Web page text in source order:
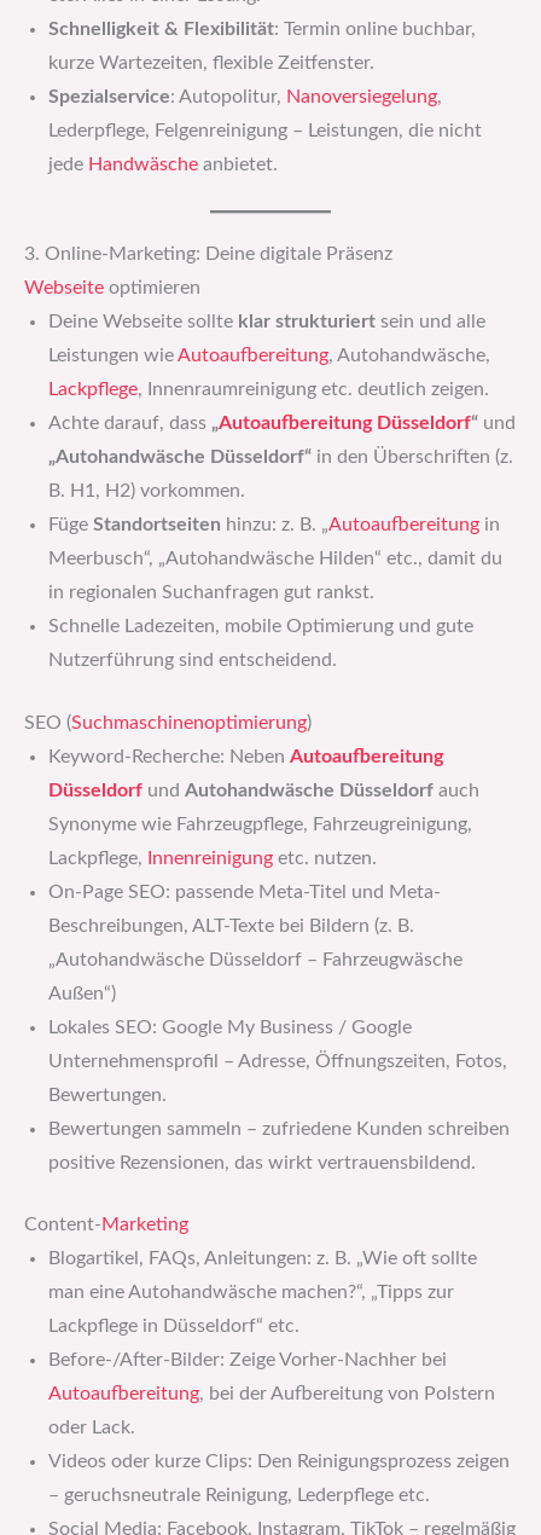
Schnelligkeit & Flexibilität: Termin online buchbar,
kurze Wartezeiten, flexible Zeitfenster.
Spezialservice: Autopolitur, Nanoversiegelung,
Lederpflege, Felgenreinigung – Leistungen, die nicht
jede Handwäsche anbietet.
3. Online-Marketing: Deine digitale Präsenz
Webseite optimieren
Deine Webseite sollte klar strukturiert sein und alle
Leistungen wie Autoaufbereitung, Autohandwäsche,
Lackpflege, Innenraumreinigung etc. deutlich zeigen.
Achte darauf, dass „Autoaufbereitung Düsseldorf“ und
„Autohandwäsche Düsseldorf“ in den Überschriften (z.
B. H1, H2) vorkommen.
Füge Standortseiten hinzu: z. B. „Autoaufbereitung in
Meerbusch“, „Autohandwäsche Hilden“ etc., damit du
in regionalen Suchanfragen gut rankst.
Schnelle Ladezeiten, mobile Optimierung und gute
Nutzerführung sind entscheidend.
SEO (Suchmaschinenoptimierung)
Keyword-Recherche: Neben Autoaufbereitung
Düsseldorf und Autohandwäsche Düsseldorf auch
Synonyme wie Fahrzeugpflege, Fahrzeugreinigung,
Lackpflege,
Innenreinigung etc. nutzen.
On-Page SEO: passende Meta-Titel und Meta-
Beschreibungen, ALT-Texte bei Bildern (z. B.
„Autohandwäsche Düsseldorf – Fahrzeugwäsche
Außen“)
Lokales SEO: Google My Business / Google
Unternehmensprofil – Adresse, Öffnungszeiten, Fotos,
Bewertungen.
Bewertungen sammeln – zufriedene Kunden schreiben
positive Rezensionen, das wirkt vertrauensbildend.
Content- Marketing
Blogartikel, FAQs, Anleitungen: z. B. „Wie oft sollte
man eine Autohandwäsche machen?“, „Tipps zur
Lackpflege in Düsseldorf“ etc.
Before-/After-Bilder: Zeige Vorher-Nachher bei
Autoaufbereitung, bei der Aufbereitung von Polstern
oder Lack.
Videos oder kurze Clips: Den Reinigungsprozess zeigen
– geruchsneutrale Reinigung, Lederpflege etc.
Social Media: Facebook, Instagram, TikTok – regelmäßig